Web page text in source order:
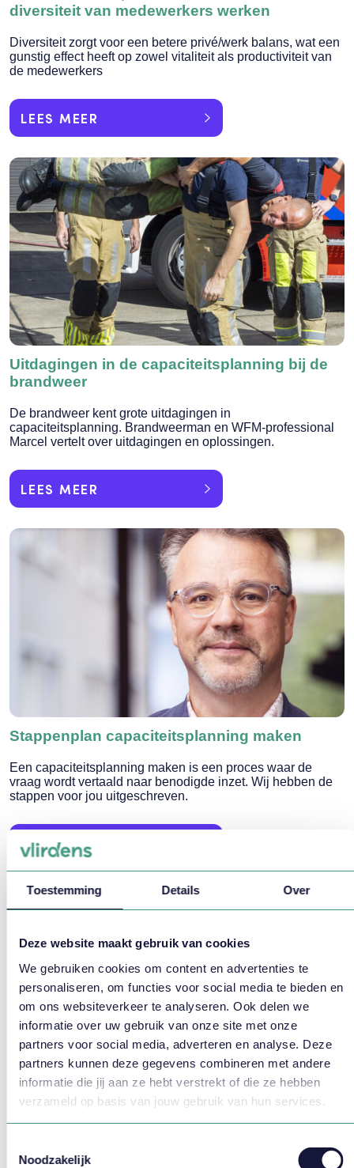
Toestemming Details Over
Deze website maakt gebruik van cookies
We gebruiken cookies om content en advertenties te
personaliseren, om functies voor social media te bieden en
om ons websiteverkeer te analyseren. Ook delen we
informatie over uw gebruik van onze site met onze
partners voor social media, adverteren en analyse. Deze
partners kunnen deze gegevens combineren met andere
informatie die jij aan ze hebt verstrekt of die ze hebben
verzameld op basis van jouw gebruik van hun services.
Noodzakelijk
diversiteit van medewerkers werken
Diversiteit zorgt voor een betere privé/werk balans, wat een
gunstig effect heeft op zowel vitaliteit als productiviteit van
de medewerkers
LEES MEER
Uitdagingen in de capaciteitsplanning bij de
brandweer
De brandweer kent grote uitdagingen in
capaciteitsplanning. Brandweerman en WFM-professional
Marcel vertelt over uitdagingen en oplossingen.
LEES MEER
Stappenplan capaciteitsplanning maken
Een capaciteitsplanning maken is een proces waar de
vraag wordt vertaald naar benodigde inzet. Wij hebben de
stappen voor jou uitgeschreven.
LEES MEER
10 situaties waarin je zou moeten starten met
capaciteitsplanning
is. Wat is capaciteitsplanning en wat kun je er mee?